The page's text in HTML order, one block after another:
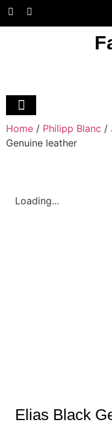
Home / Philipp Blanc /
Genuine leather
Loading...
Elias Black